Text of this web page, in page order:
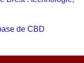
de CBD